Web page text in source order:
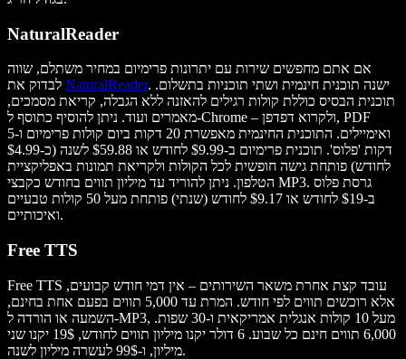
NaturalReader
אם אתם מחפשים שירות עם יתרונות פרימיום במחיר משתלם, שווה
NaturalReader. ישנה תוכנית חינמית ושתי תוכניות בתשלום.
תוכנית הבסיס כוללת קולות רגילים להאזנה ללא הגבלה, קריאת מסמכים,
מאמרים ועוד. ניתן להוסיף כתוסף ל-Chrome – ולקרוא דפדפן, PDF
ואימיילים. התוכנית החינמית מאפשרת 20 דקות ביום קולות פרימיום ו-5
דקות 'פלוס'. תוכנית פרימיום ב-$9.99 לחודש או $59.88 לשנה (כ-$4.99
לחודש) פותחת גישה חופשית לכל הקולות ולקריאת תמונות באפליקציית
הטלפון. ניתן להוריד עד מיליון תווים בחודש כקבצי MP3. גרסת פלוס
ב-$19 לחודש או $9.17 לחודש (שנתי) פותחת מעל 50 קולות טבעיים
ואיכותיים.
Free TTS
Free TTS עובד קצת אחרת משאר השירותים – אין דמי חודש קבועים,
אלא רוכשים תווים לפי חודש. המרת עד 5,000 תווים בפעם אחת בחינם,
השמעה או הורדה ל-MP3, מעל 10 קולות אנגלית אמריקאית ו-30 שפות.
6,000 תווים חינם כל שבוע. 6 דולר יקנו מיליון תווים לחודש, 19$ יקנו שני
מיליון, ו-99$ לעשרה מיליון לשנה.